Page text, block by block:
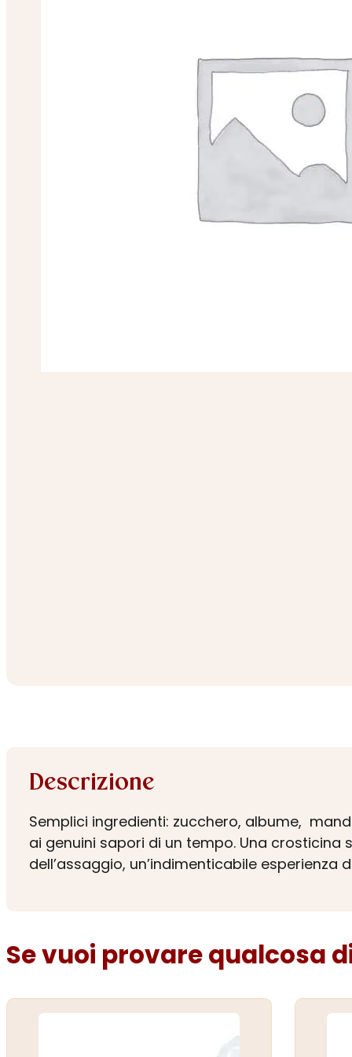
Descrizione
Semplici ingredienti: zucchero, albume,
ai genuini sapori di un tempo. Una
dell’assaggio, un’indimenticabile esperienza di
Se vuoi provare qualcosa